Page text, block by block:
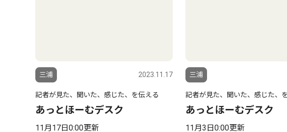
三浦 2023.11.17
記者が見た、聞いた、感じた、を伝える
あっとほーむデスク
11月17日0:00更新
三浦
記者が見た、聞いた、感じた、
あっとほーむデスク
11月3日0:00更新